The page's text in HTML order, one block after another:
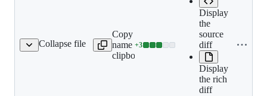
Collapse file
lite/_index.de.md
Copy file
name to
clipboard
Expand all lines:
content/docs/lite/
+3
Lines
Display
the
source
diff
Display
the rich
diff